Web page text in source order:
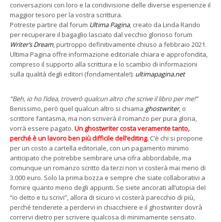
conversazioni con loro e la condivisione delle diverse esperienze il
maggior tesoro per la vostra scrittura.
Potreste partire dal forum Ultima Pagina, creato da Linda Rando
per recuperare il bagaglio lasciato dal vecchio glorioso forum
Writer’s Dream, purtroppo definitivamente chiuso a febbraio 2021.
Ultima Pagina offre informazione editoriale chiara e approfondita,
compreso il supporto alla scrittura e lo scambio di informazioni
sulla qualità degli editori (fondamentale!): ultimapagina.net
“Beh, io ho l’idea, troverò qualcun altro che scrive il libro per me!”
Benissimo, però quel qualcun altro si chiama ghostwriter, o
scrittore fantasma, ma non scriverà il romanzo per pura gloria,
vorrà essere pagato. Un ghostwriter costa veramente tanto,
perché è un lavoro ben più difficile dell’editing. C’è chi si propone
per un costo a cartella editoriale, con un pagamento minimo
anticipato che potrebbe sembrare una cifra abbordabile, ma
comunque un romanzo scritto da terzi non vi costerà mai meno di
3.000 euro. Solo la prima bozza e sempre che siate collaborativi a
fornire quanto meno degli appunti. Se siete ancorati all’utopia del
“io detto e tu scrivi”, allora di sicuro vi costerà parecchio di più,
perché tenderete a perdervi in chiacchiere e il ghostwriter dovrà
corrervi dietro per scrivere qualcosa di minimamente sensato.